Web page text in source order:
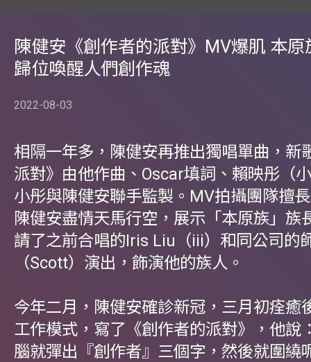
陳健安《創作者的派對》MV爆肌 本原
歸位喚醒人們創作魂
2022-08-03
相隔一年多，陳健安再推出獨唱單曲，新
派對》由他作曲、Oscar填詞、賴映彤（
小彤與陳健安聯手監製。MV拍攝團隊擅
陳健安盡情天馬行空，展示「本原族」族
請了之前合唱的Iris Liu（iii）和同公司的
（Scott）演出，飾演他的族人。
今年二月，陳健安確診新冠，三月初痊癒
工作模式，寫了《創作者的派對》，他說
腦就彈出『創作者』三個字，然後就圍繞